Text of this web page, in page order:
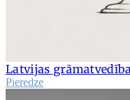
Latvijas
Pieredze